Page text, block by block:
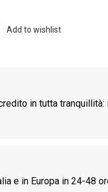
Add to wishlist
in tutta
e in Europa in 24-48